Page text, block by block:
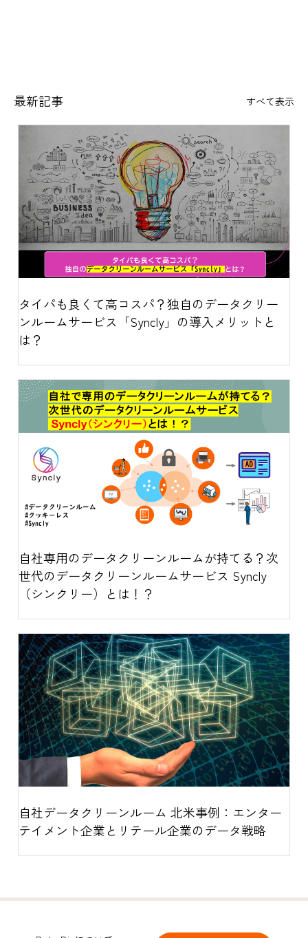
最新記事 すべて表示
タイパも良くて高コスパ？独自のデータクリー
ンルームサービス「Syncly」の導入メリットと
は？
自社専用のデータクリーンルームが持てる？次
世代のデータクリーンルームサービス Syncly
（シンクリー）とは！？
自社データクリーンルーム 北米事例：エンター
テイメント企業とリテール企業のデータ戦略